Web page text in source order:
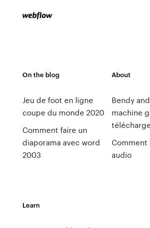
On the blog
Jeu de foot en ligne
coupe du monde 2020
Comment faire un
diaporama avec word
2003
About
Bendy
machine
Comment
audio
Learn